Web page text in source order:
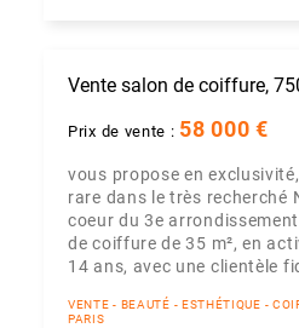
Vente salon de coiffure,
Prix de vente : 58 000 €
vous propose en
rare dans le très recherché
coeur du 3e
de coiffure de 35 m², en
14 ans, avec une clientèle
VENTE - BEAUTÉ - ESTHÉTIQUE -
PARIS